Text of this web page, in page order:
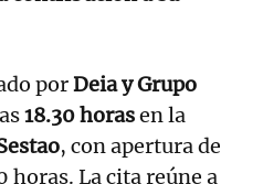
porDeia y Grupo
18.30 horasen la
, con apertura de
horas. La cita reúne a